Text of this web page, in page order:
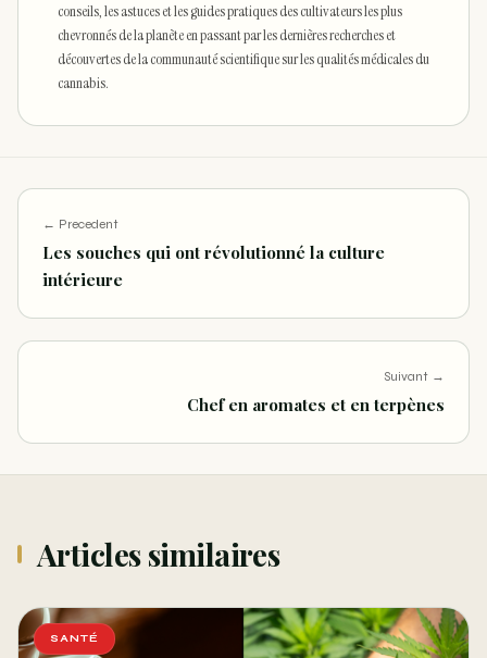
conseils, les astuces et les guides pratiques des cultivateurs les plus
chevronnés de la planète en passant par les dernières recherches et
découvertes de la communauté scientifique sur les qualités médicales du
cannabis.
← Precedent
Les souches qui ont révolutionné la culture
intérieure
Suivant →
Chef en aromates et en terpènes
Articles similaires
SANTÉ